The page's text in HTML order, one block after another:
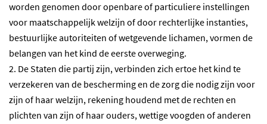
worden genomen door openbare of particuliere instellingen
voor maatschappelijk welzijn of door rechterlijke instanties,
bestuurlijke autoriteiten of wetgevende lichamen, vormen de
belangen van het kind de eerste overweging.
2. De Staten die partij zijn, verbinden zich ertoe het kind te
verzekeren van de bescherming en de zorg die nodig zijn voor
zijn of haar welzijn, rekening houdend met de rechten en
plichten van zijn of haar ouders, wettige voogden of anderen